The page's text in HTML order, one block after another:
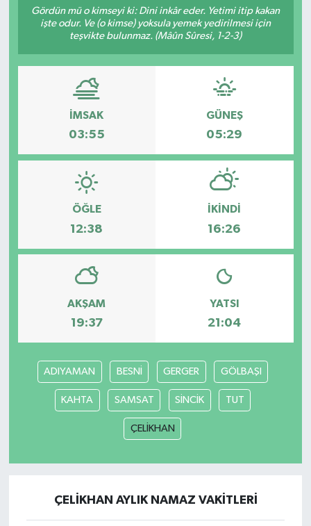
Gördün mü o kimseyi ki: Dini inkâr eder. Yetimi itip kakan
işte odur. Ve (o kimse) yoksula yemek yedirilmesi için
teşvikte bulunmaz. (Mâûn Sûresi, 1-2-3)
İMSAK
03:55
GÜNEŞ
05:29
ÖĞLE
12:38
İKINDI
16:26
AKŞAM
19:37
YATSI
21:04
ADIYAMAN BESNİ GERGER GÖLBAŞI
KAHTA SAMSAT SİNCİK TUT
ÇELİKHAN
ÇELİKHAN AYLIK NAMAZ VAKITLERI
RESMİ İLANLAR